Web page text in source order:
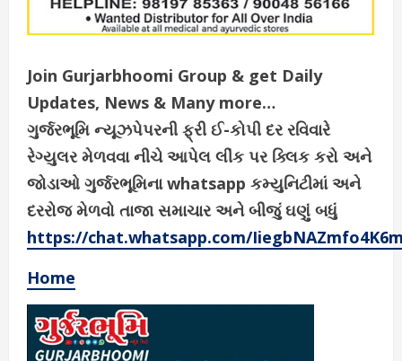
Join Gurjarbhoomi Group & get Daily
Updates, News & Many more…
ગુર્જરભૂમિ ન્યૂઝપેપરની ફ્રી ઈ-કોપી દર રવિવારે
રેગ્યુલર મેળવવા નીચે આપેલ લીંક પર ક્લિક કરો અને
જોડાઓ ગુર્જરભૂમિના whatsapp કમ્યુનિટીમાં અને
દરરોજ મેળવો તાજા સમાચાર અને બીજું ઘણું બધું
https://chat.whatsapp.com/
Home